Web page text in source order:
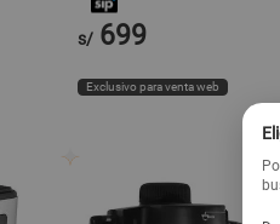
s/ 699
Exclusivo para venta web